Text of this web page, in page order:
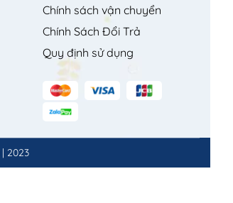
Chính sách vận chuyển
Chính Sách Đổi Trả
Quy định sử dụng
| 2023